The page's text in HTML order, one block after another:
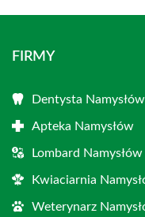
FIRMY
Dentysta Namysłów
Apteka Namysłów
Lombard Namysłów
Kwiaciarnia
Weterynarz